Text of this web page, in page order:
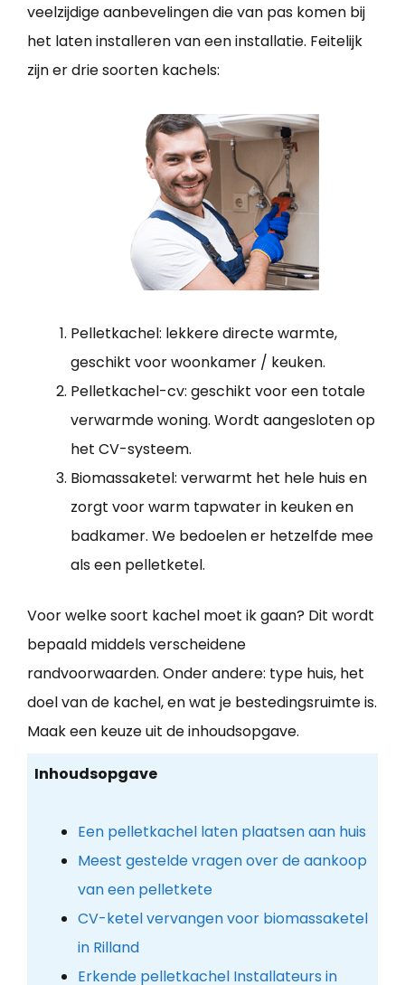
veelzijdige aanbevelingen die van pas komen bij
het laten installeren van een installatie. Feitelijk
zijn er drie soorten kachels:
Pelletkachel: lekkere directe warmte,
geschikt voor woonkamer / keuken.
Pelletkachel-cv: geschikt voor een totale
verwarmde woning. Wordt aangesloten op
het CV-systeem.
Biomassaketel: verwarmt het hele huis en
zorgt voor warm tapwater in keuken en
badkamer. We bedoelen er hetzelfde mee
als een pelletketel.
Voor welke soort kachel moet ik gaan? Dit wordt
bepaald middels verscheidene
randvoorwaarden. Onder andere: type huis, het
doel van de kachel, en wat je bestedingsruimte is.
Maak een keuze uit de inhoudsopgave.
Inhoudsopgave
Een pelletkachel laten plaatsen aan huis
Meest gestelde vragen over de aankoop
van een pelletkete
CV-ketel vervangen voor biomassaketel
in Rilland
Erkende pelletkachel Installateurs in